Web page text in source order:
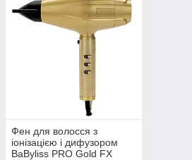
Фен для волосся з
іонізацією і дифузором
BaByliss PRO Gold FX